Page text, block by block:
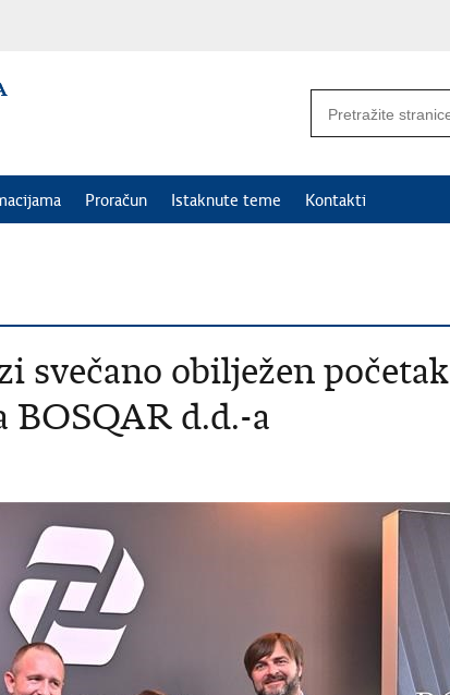
Proračun Istaknute teme Kontakti
svečano obilježen početak
d.d.-a